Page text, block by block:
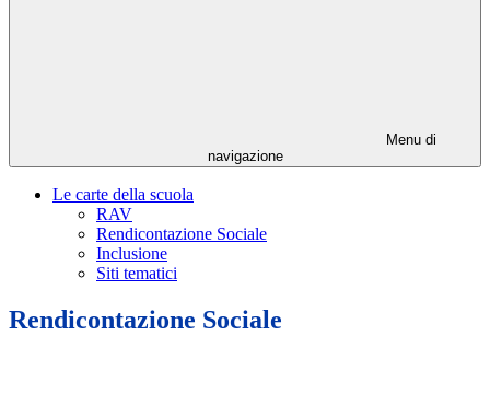
Menu di
navigazione
Le carte della scuola
RAV
Rendicontazione Sociale
Inclusione
Siti tematici
Rendicontazione Sociale